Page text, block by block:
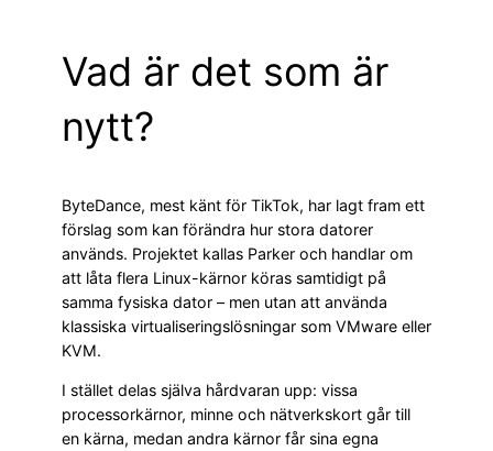
Vad är det som är
nytt?
ByteDance, mest känt för TikTok, har lagt fram ett
förslag som kan förändra hur stora datorer
används. Projektet kallas Parker och handlar om
att låta flera Linux-kärnor köras samtidigt på
samma fysiska dator – men utan att använda
klassiska virtualiseringslösningar som VMware eller
KVM.
I stället delas själva hårdvaran upp: vissa
processorkärnor, minne och nätverkskort går till
en kärna, medan andra kärnor får sina egna